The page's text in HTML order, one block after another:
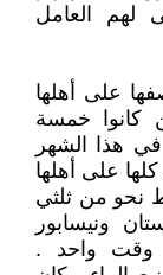
لهم العامل
على أهلها
كانوا خمسة
هذا الشهر
على أهلها
نحو من ثلثي
ونيسابور
وقت واحد .